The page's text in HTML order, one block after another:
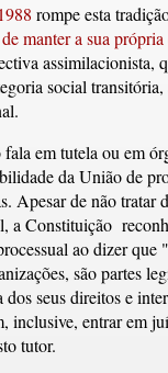
rompe esta
manter a sua
assimilacionista,
social
em tutela ou em
da União de
Apesar de não tratar
a Constituição
ao dizer que
são partes
dos seus direitos e
inclusive, entrar em
tutor.